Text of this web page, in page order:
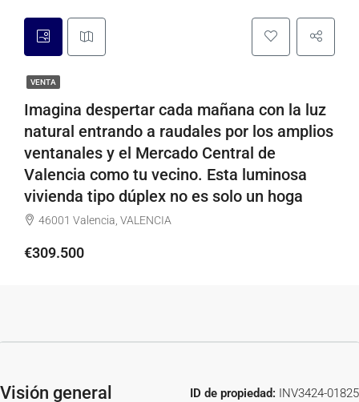
VENTA
Imagina despertar cada mañana con la luz
natural entrando a raudales por los amplios
ventanales y el Mercado Central de
Valencia como tu vecino. Esta luminosa
vivienda tipo dúplex no es solo un hoga
46001 Valencia, VALENCIA
€309.500
Visión general ID de propiedad: INV3424-01825